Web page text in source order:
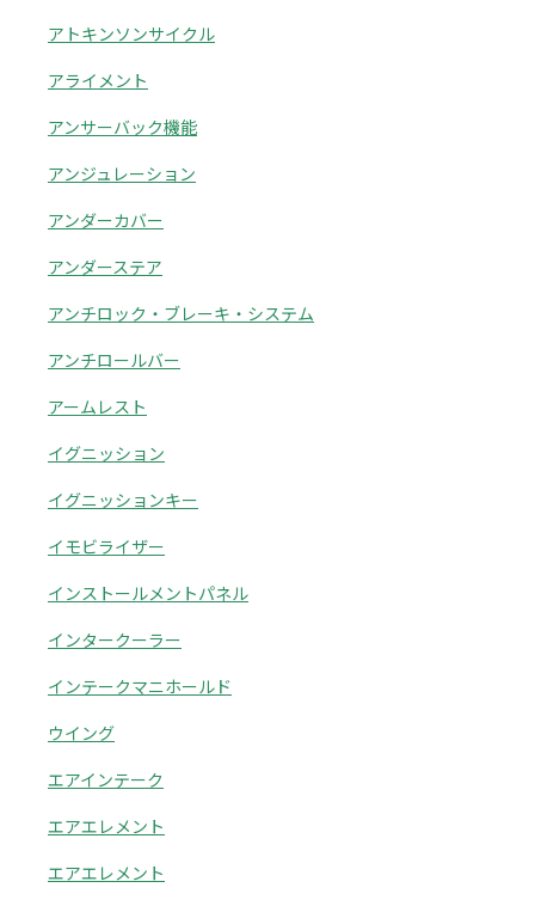
アトキンソンサイクル
アライメント
アンサーバック機能
アンジュレーション
アンダーカバー
アンダーステア
アンチロック・ブレーキ・システム
アンチロールバー
アームレスト
イグニッション
イグニッションキー
イモビライザー
インストールメントパネル
インタークーラー
インテークマニホールド
ウイング
エアインテーク
エアエレメント
エアエレメント